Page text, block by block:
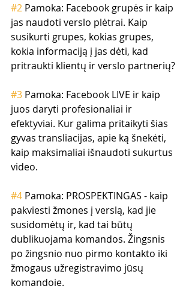
#2 Pamoka: Facebook grupės ir kaip
jas naudoti verslo plėtrai. Kaip
susikurti grupes, kokias grupes,
kokia informaciją į jas dėti, kad
pritraukti klientų ir verslo partnerių?
#3 Pamoka: Facebook LIVE ir kaip
juos daryti profesionaliai ir
efektyviai. Kur galima pritaikyti šias
gyvas transliacijas, apie ką šnekėti,
kaip maksimaliai išnaudoti sukurtus
video.
#4 Pamoka: PROSPEKTINGAS - kaip
pakviesti žmones į verslą, kad jie
susidomėtų ir, kad tai būtų
dublikuojama komandos. Žingsnis
po žingsnio nuo pirmo kontakto iki
žmogaus užregistravimo jūsų
komandoje.